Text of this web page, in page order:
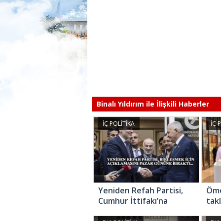
Binalı Yıldırım ile İlişkili Haberler
İÇ POLİTİKA
Yeniden Refah Partisi,
Cumhur İttifakı’na
İÇ